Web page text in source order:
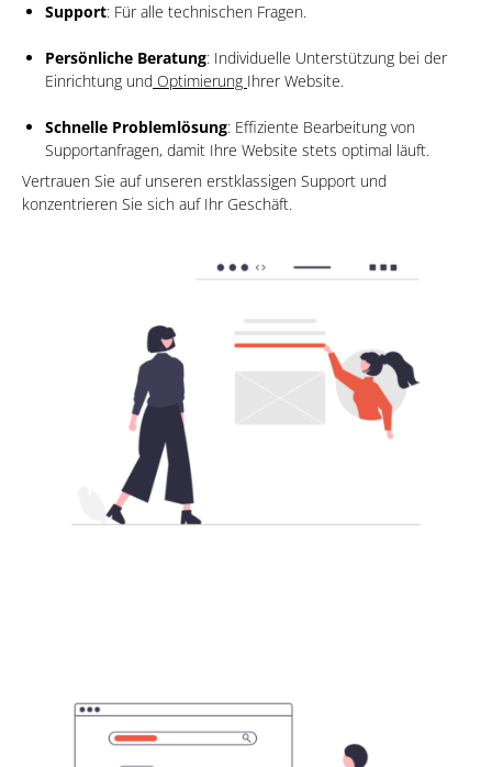
Support: Für alle technischen Fragen.
Persönliche Beratung: Individuelle Unterstützung bei der
Einrichtung und Optimierung Ihrer Website.
Schnelle Problemlösung: Effiziente Bearbeitung von
Supportanfragen, damit Ihre Website stets optimal läuft.
Vertrauen Sie auf unseren erstklassigen Support und
konzentrieren Sie sich auf Ihr Geschäft.